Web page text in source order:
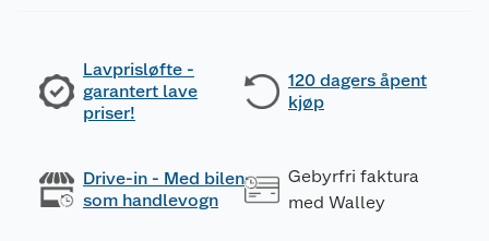
Lavprisløfte -
garantert lave
priser!
120 dagers åpent
kjøp
Drive-in - Med bilen
som handlevogn
Gebyrfri faktura
med Walley